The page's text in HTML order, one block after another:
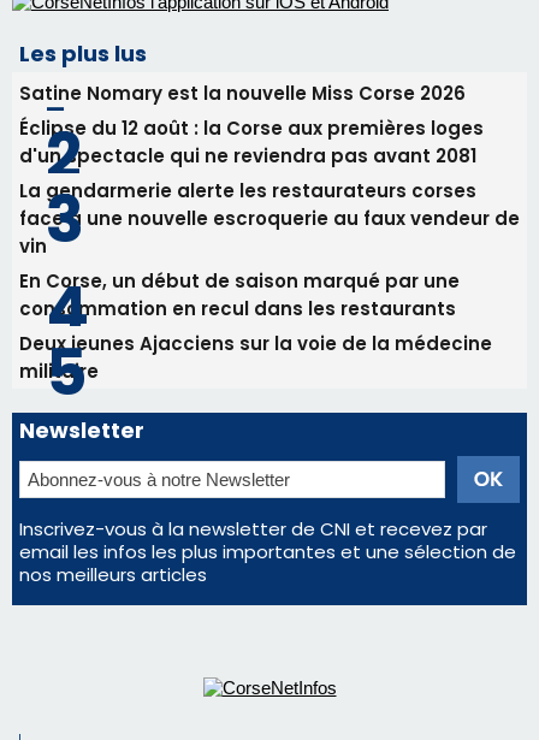
En Corse, un début de saison marqué par une
consommation en recul dans les restaurants
Deux jeunes Ajacciens sur la voie de la médecine
militaire
Newsletter
Inscrivez-vous à la newsletter de CNI et recevez par
email les infos les plus importantes et une sélection de
nos meilleurs articles
Régie publicitaire
Mentions légales
Nous contacter